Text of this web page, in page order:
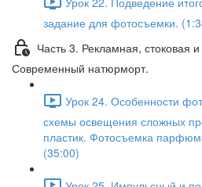
задание для фотосъемки.
Часть 3. Рекламная, стоковая
Современный натюрморт.
Урок 24. Особенности
схемы освещения сложных
пластик. Фотосъемка
(35:00)